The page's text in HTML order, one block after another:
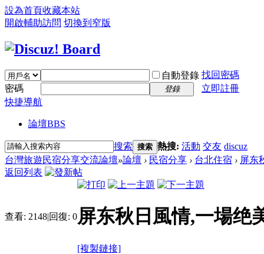
設為首頁收藏本站
開啟輔助訪問 切換到窄版
自動登錄 找回密碼
密碼
登錄
立即註冊
快捷導航
論壇BBS
搜索 搜索 熱搜: 活動 交友 discuz
台灣旅遊民宿分享交流論壇»論壇 › 民宿分享 › 台北住宿 › 屏东
返回列表
查看: 2148|回復: 0屏东秋日風情,一場绝
[複製鏈接]